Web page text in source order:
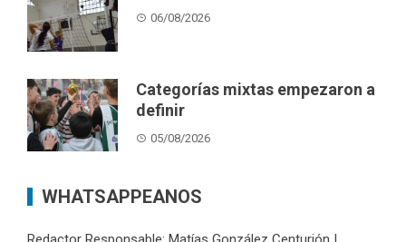
06/08/2026
Categorías mixtas empezaron a
definir
05/08/2026
WHATSAPPEANOS